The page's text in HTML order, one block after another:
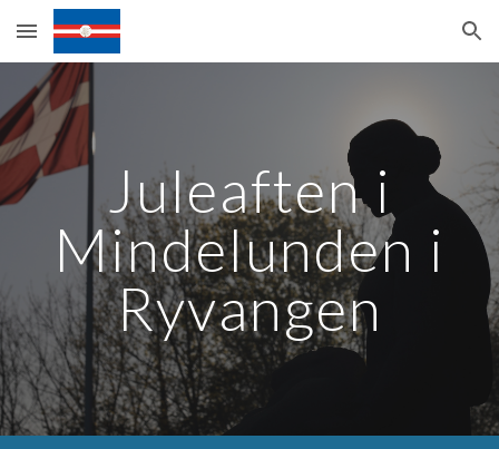
Skip to main content Skip to navigation
Juleaften i
Mindelunden i
Ryvangen